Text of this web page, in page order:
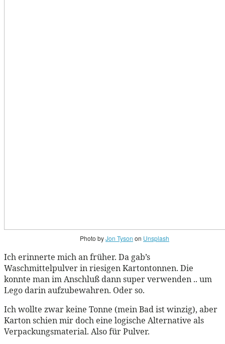
Photo byJon Tyson on Unsplash
Ich erinnerte mich an früher. Da gab’s
Waschmittelpulver in riesigen Kartontonnen. Die
konnte man im Anschluß dann super verwenden .. um
Lego darin aufzubewahren. Oder so.
Ich wollte zwar keine Tonne (mein Bad ist winzig), aber
Karton schien mir doch eine logische Alternative als
Verpackungsmaterial. Also für Pulver.